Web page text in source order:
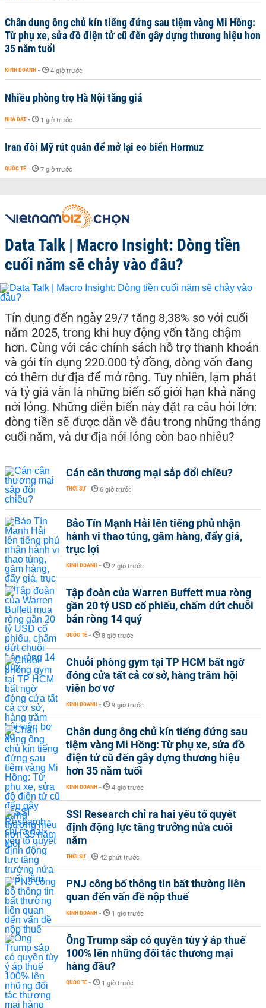
Chân dung ông chủ kín tiếng đứng sau tiệm vàng Mi Hồng:
Từ phụ xe, sửa đồ điện tử cũ đến gây dựng thương hiệu hơn
35 năm tuổi
KINH DOANH - 4 giờ trước
Nhiều phòng trọ Hà Nội tăng giá
NHÀ ĐẤT - 1 giờ trước
Iran đòi Mỹ rút quân để mở lại eo biển Hormuz
QUỐC TẾ - 7 giờ trước
Data Talk | Macro Insight: Dòng tiền
cuối năm sẽ chảy vào đâu?
Tín dụng đến ngày 29/7 tăng 8,38% so với cuối
năm 2025, trong khi huy động vốn tăng chậm
hơn. Cùng với các chính sách hỗ trợ thanh khoản
và gói tín dụng 220.000 tỷ đồng, dòng vốn đang
có thêm dư địa để mở rộng. Tuy nhiên, lạm phát
và tỷ giá vẫn là những biến số giới hạn khả năng
nới lỏng. Những diễn biến này đặt ra câu hỏi lớn:
dòng tiền sẽ được dẫn về đâu trong những tháng
cuối năm, và dư địa nới lỏng còn bao nhiêu?
Cán cân thương mại sắp đổi chiều?
THỜI SỰ - 6 giờ trước
Bảo Tín Mạnh Hải lên tiếng phủ nhận
hành vi thao túng, găm hàng, đẩy giá,
trục lợi
KINH DOANH - 2 giờ trước
Tập đoàn của Warren Buffett mua ròng
gần 20 tỷ USD cổ phiếu, chấm dứt chuỗi
bán ròng 14 quý
QUỐC TẾ - 8 giờ trước
Chuỗi phòng gym tại TP HCM bất ngờ
đóng cửa tất cả cơ sở, hàng trăm hội
viên bơ vơ
KINH DOANH - 9 giờ trước
Chân dung ông chủ kín tiếng đứng sau
tiệm vàng Mi Hồng: Từ phụ xe, sửa đồ
điện tử cũ đến gây dựng thương hiệu
hơn 35 năm tuổi
KINH DOANH - 4 giờ trước
SSI Research chỉ ra hai yếu tố quyết
định động lực tăng trưởng nửa cuối
năm
THỜI SỰ - 42 phút trước
PNJ công bố thông tin bất thường liên
quan đến vấn đề nộp thuế
KINH DOANH - 1 giờ trước
Ông Trump sắp có quyền tùy ý áp thuế
100% lên những đối tác thương mại
hàng đầu?
QUỐC TẾ - 1 giờ trước